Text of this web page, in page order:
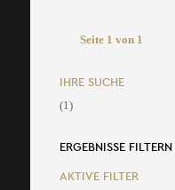
Seite 1 von 1
IHRE SUCHE
(1)
ERGEBNISSE FILTERN
AKTIVE FILTER